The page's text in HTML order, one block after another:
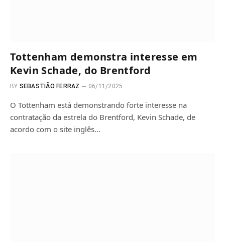
Tottenham demonstra interesse em
Kevin Schade, do Brentford
BY SEBASTIÃO FERRAZ 06/11/2025
O Tottenham está demonstrando forte interesse na
contratação da estrela do Brentford, Kevin Schade, de
acordo com o site inglês…